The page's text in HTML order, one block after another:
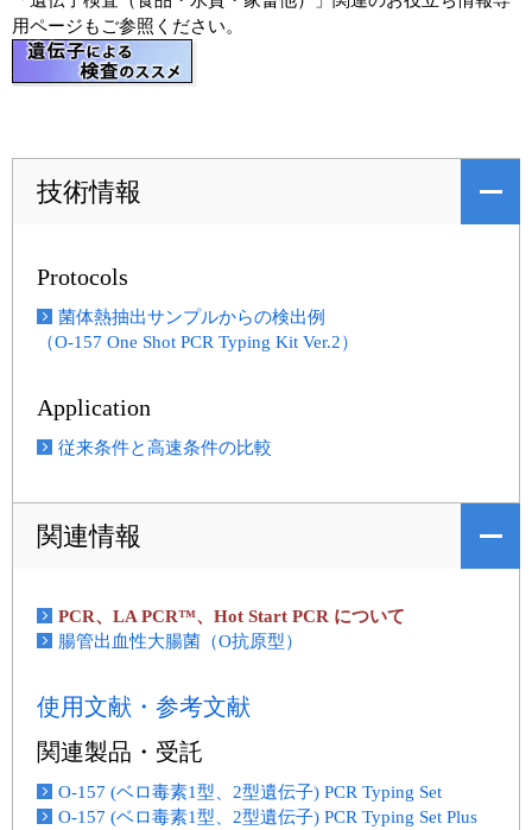
用ページもご参照ください。
技術情報
Protocols
菌体熱抽出サンプルからの検出例
（O-157 One Shot PCR Typing Kit Ver.2）
Application
従来条件と高速条件の比較
関連情報
PCR、LA PCR™、Hot Start PCR について
腸管出血性大腸菌（O抗原型）
使用文献・参考文献
関連製品・受託
O-157 (ベロ毒素1型、2型遺伝子) PCR Typing Set
O-157 (ベロ毒素1型、2型遺伝子) PCR Typing Set Plus